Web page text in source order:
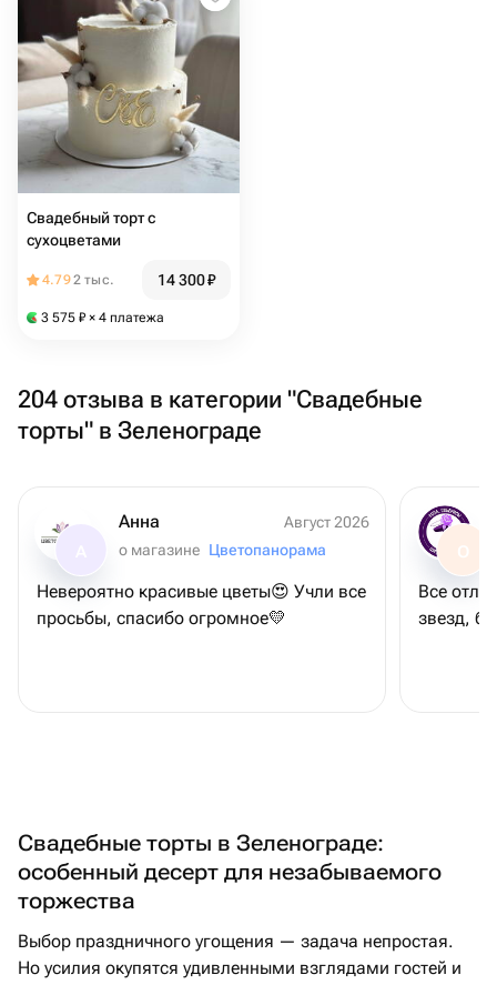
Свадебный торт с
сухоцветами
4.792 тыс. 14 300₽
3 575 ₽ × 4 платежа
204 отзыва в категории "Свадебные
торты" в Зеленограде
Анна
Август 2026
о магазине Цветопанорама
Невероятно красивые цветы😍 Учли все
просьбы, спасибо огромное💛
О
Все
звезд,
Свадебные торты в Зеленограде:
особенный десерт для незабываемого
торжества
Выбор праздничного угощения — задача непростая.
Но усилия окупятся удивленными взглядами гостей и